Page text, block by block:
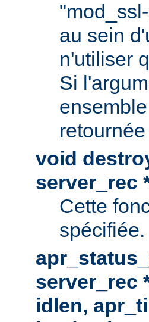
au sein
n'utiliser
Si
void
server_rec
Cette
spécifiée.
server_rec
idlen,